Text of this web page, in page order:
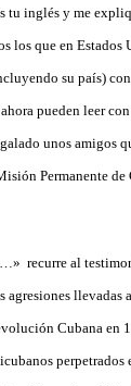
tu inglés y me
los que en Estados
su país)
pueden leer
unos amigos
Permanente de
recurre al
llevadas
Cubana en
perpetrados